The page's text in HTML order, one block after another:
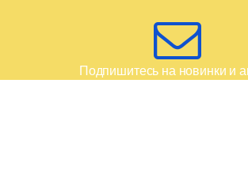
Подпишитесь на новинки и